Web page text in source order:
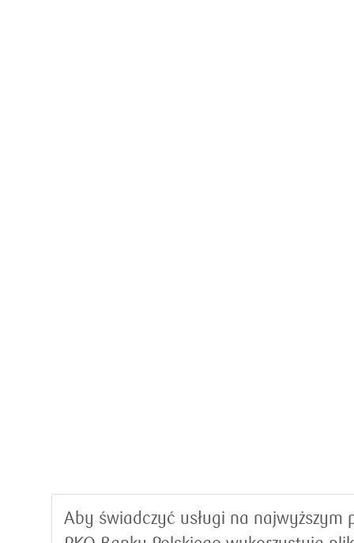
Aby świadczyć usługi na